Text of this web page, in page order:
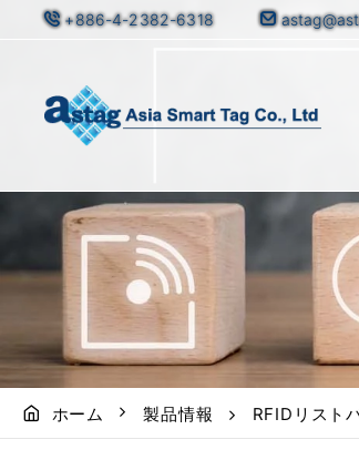
+886-4-2382-6318
ホーム 製品情報 RFIDリスト